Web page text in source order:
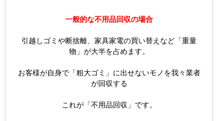
一般的な不用品回収の場合
引越しゴミや断捨離、家具家電の買い替えなど「重量
物」が大半を占めます。
お客様が自身で「粗大ゴミ」に出せないモノを我々業者
が回収する
これが「不用品回収」です。